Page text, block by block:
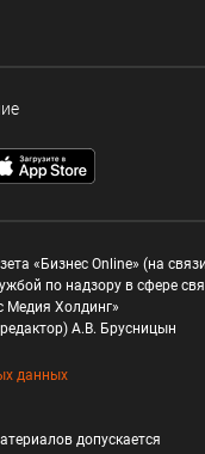
«Бизнес Online» (на
по надзору в сфере
Медия Холдинг»
А.В. Брусницын
данных
допускается